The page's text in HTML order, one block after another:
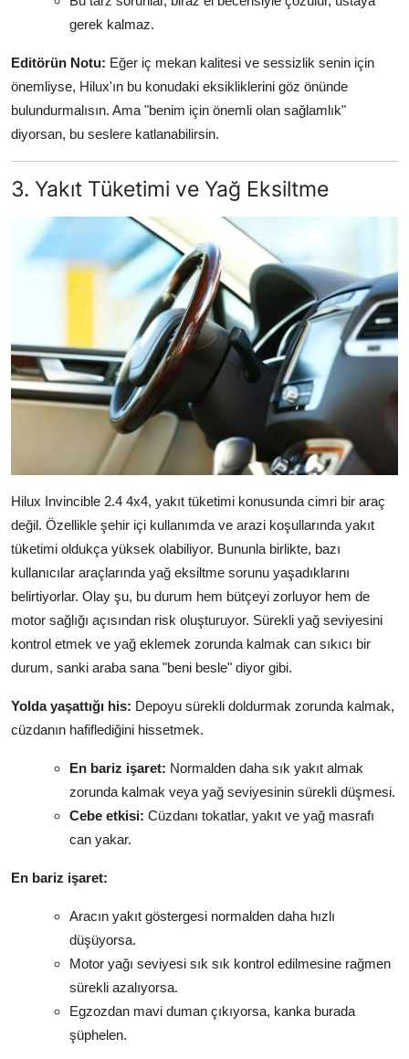
gerek kalmaz.
Editörün Notu: Eğer iç mekan kalitesi ve sessizlik senin için
önemliyse, Hilux'ın bu konudaki eksikliklerini göz önünde
bulundurmalısın. Ama "benim için önemli olan sağlamlık"
diyorsan, bu seslere katlanabilirsin.
3. Yakıt Tüketimi ve Yağ Eksiltme
Hilux Invincible 2.4 4x4, yakıt tüketimi konusunda cimri bir araç
değil. Özellikle şehir içi kullanımda ve arazi koşullarında yakıt
tüketimi oldukça yüksek olabiliyor. Bununla birlikte, bazı
kullanıcılar araçlarında yağ eksiltme sorunu yaşadıklarını
belirtiyorlar. Olay şu, bu durum hem bütçeyi zorluyor hem de
motor sağlığı açısından risk oluşturuyor. Sürekli yağ seviyesini
kontrol etmek ve yağ eklemek zorunda kalmak can sıkıcı bir
durum, sanki araba sana "beni besle" diyor gibi.
Yolda yaşattığı his: Depoyu sürekli doldurmak zorunda kalmak,
cüzdanın hafiflediğini hissetmek.
En bariz işaret: Normalden daha sık yakıt almak
zorunda kalmak veya yağ seviyesinin sürekli düşmesi.
Cebe etkisi: Cüzdanı tokatlar, yakıt ve yağ masrafı
can yakar.
En bariz işaret:
Aracın yakıt göstergesi normalden daha hızlı
düşüyorsa.
Motor yağı seviyesi sık sık kontrol edilmesine rağmen
sürekli azalıyorsa.
Egzozdan mavi duman çıkıyorsa, kanka burada
şüphelen.